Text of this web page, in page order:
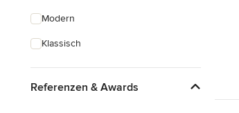
Alle anzeigen
Modern
Klassisch
Referenzen & Awards